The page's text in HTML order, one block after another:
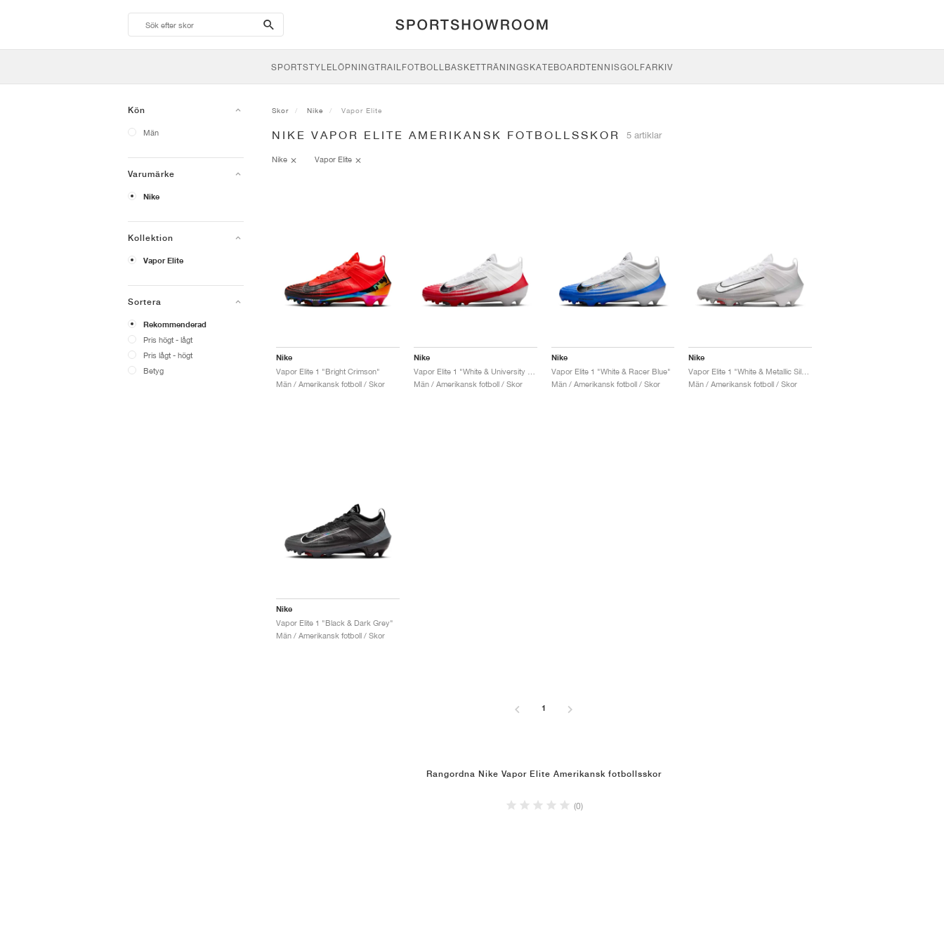
search-
btn
SPORTSTYLELÖPNINGTRAILFOTBOLLBASKETTRÄNINGSKATEBOARDTENNISGOLFARKIV
Kön
Män
Varumärke
Nike
Kollektion
Vapor Elite
Sortera
Rekommenderad
Pris högt - lågt
Pris lågt - högt
Betyg
Skor Nike Vapor Elite
NIKE VAPOR ELITE AMERIKANSK FOTBOLLSSKOR 5 artiklar
Nike Vapor Elite
Nike
Vapor Elite 1 "Bright Crimson"
Män / Amerikansk fotboll / Skor
Nike
Män / Amerikansk fotboll / Skor
Nike
Vapor Elite 1 "White & Racer Blue"
Män / Amerikansk fotboll / Skor
Nike
Män / Amerikansk fotboll / Skor
Nike
Vapor Elite 1 "Black & Dark Grey"
Män / Amerikansk fotboll / Skor
1
Rangordna Nike Vapor Elite Amerikansk fotbollsskor
(0)